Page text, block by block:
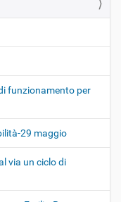
funzionamento per
29 maggio
via un ciclo di